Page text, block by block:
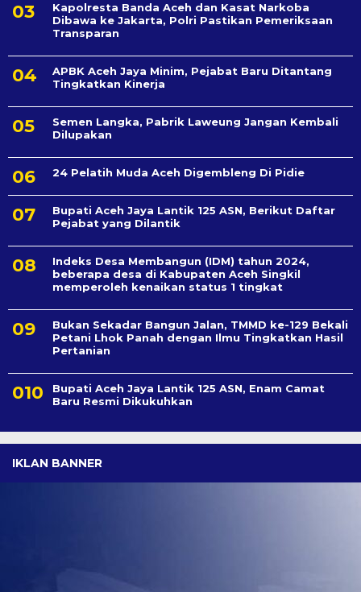
Kapolresta Banda Aceh dan Kasat Narkoba
Dibawa ke Jakarta, Polri Pastikan Pemeriksaan
Transparan
APBK Aceh Jaya Minim, Pejabat Baru Ditantang
Tingkatkan Kinerja
Semen Langka, Pabrik Laweung Jangan Kembali
Dilupakan
24 Pelatih Muda Aceh Digembleng Di Pidie
Bupati Aceh Jaya Lantik 125 ASN, Berikut Daftar
Pejabat yang Dilantik
Indeks Desa Membangun (IDM) tahun 2024,
beberapa desa di Kabupaten Aceh Singkil
memperoleh kenaikan status 1 tingkat
Bukan Sekadar Bangun Jalan, TMMD ke-129 Bekali
Petani Lhok Panah dengan Ilmu Tingkatkan Hasil
Pertanian
Bupati Aceh Jaya Lantik 125 ASN, Enam Camat
Baru Resmi Dikukuhkan
IKLAN BANNER